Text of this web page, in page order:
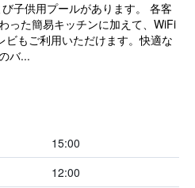
子供用プールがあります。 各客
った簡易キッチンに加えて、WiFi
もご利用いただけます。快適な
バ...
15:00
12:00